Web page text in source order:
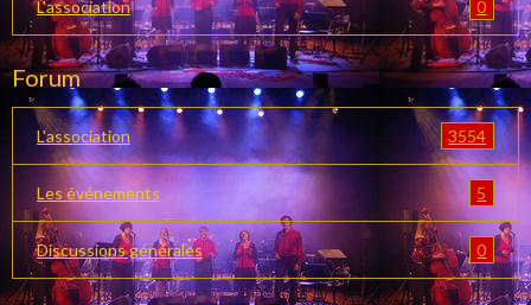
L'association 0
Forum
L'association 3554
Les événements 5
Discussions générales 0